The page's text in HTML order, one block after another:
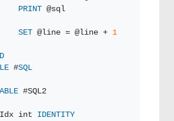
PRINT @sql
SET @line = @line + 1
#SQL
#SQL2
int
IDENTITY